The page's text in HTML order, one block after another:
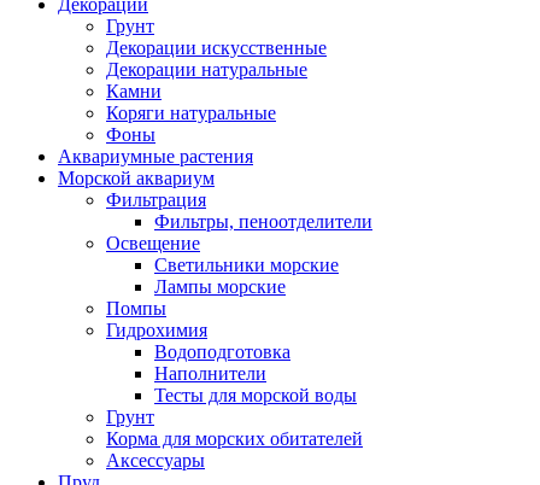
Декорации
Грунт
Декорации искусственные
Декорации натуральные
Камни
Коряги натуральные
Фоны
Аквариумные растения
Морской аквариум
Фильтрация
Фильтры, пеноотделители
Освещение
Светильники морские
Лампы морские
Помпы
Гидрохимия
Водоподготовка
Наполнители
Тесты для морской воды
Грунт
Корма для морских обитателей
Аксессуары